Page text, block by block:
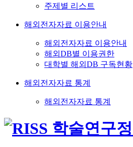
주제별 리스트
해외전자자료 이용안내
해외전자자료 이용안내
해외DB별 이용권한
대학별 해외DB 구독현황
해외전자자료 통계
해외전자자료 통계